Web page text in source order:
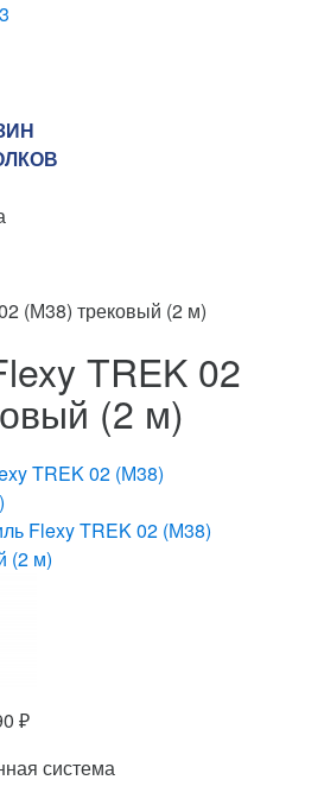
(М38) трековый (2 м)
TREK 02
(2 м)
₽
система